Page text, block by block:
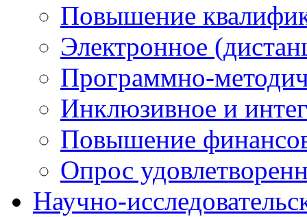
Повышение
Электронное
Программно-
Инклюзивное и
Повышение
Опрос
Научно-